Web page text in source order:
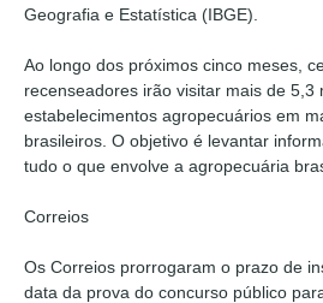
Geografia e Estatística (IBGE).
Ao longo dos próximos cinco meses,
recenseadores irão visitar mais de 5,3
estabelecimentos agropecuários em
brasileiros. O objetivo é levantar
tudo o que envolve a agropecuária
Correios
Os Correios prorrogaram o prazo de
data da prova do concurso público